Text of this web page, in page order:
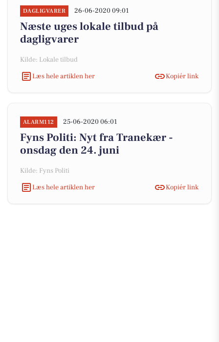
DAGLIGVARER 26-06-2020 09:01
Næste uges lokale tilbud på
dagligvarer
Kilde: Lokale tilbud
Læs hele artiklen her
Kopiér link
ALARM112 25-06-2020 06:01
Fyns Politi: Nyt fra Tranekær -
onsdag den 24. juni
Kilde: Fyns Politi
Læs hele artiklen her
Kopiér link